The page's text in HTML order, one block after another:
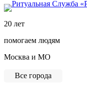
20 лет
помогаем людям
Москва и МО
Все города